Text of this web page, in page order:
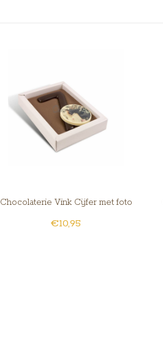
Chocolaterie Vink Cijfer met foto
€10,95